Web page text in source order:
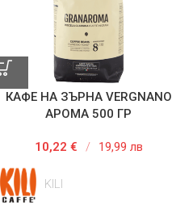
KILI
КАФЕ НА ЗЪРНА VERGNANO
АРОМА 500 ГР
10,22 € / 19,99 лв